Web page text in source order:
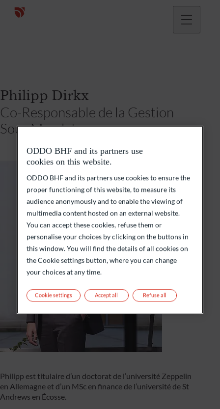
Philipp Dirkx
Co-Responsable de la Gestion
Sous Mandat
Philipp est titulaire d’un doctorat de l’université Zeppelin
en Allemagne et d’un MSc en finance de l’université de St
Andrews en Écosse.
ODDO BHF and its partners use
cookies on this website.
ODDO BHF and its partners use cookies to ensure the
proper functioning of this website, to measure its
audience anonymously and to enable the viewing of
multimedia content hosted on an external website.
You can accept these cookies, refuse them or
personalise your choices by clicking on the buttons in
this window. You will find the details of all cookies on
the Cookie settings button, where you can change
your choices at any time.
Cookie settings Refuse all
Accept all